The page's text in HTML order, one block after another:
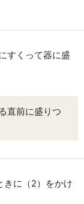
すくって器に盛
直前に盛りつ
きに（2）をかけ